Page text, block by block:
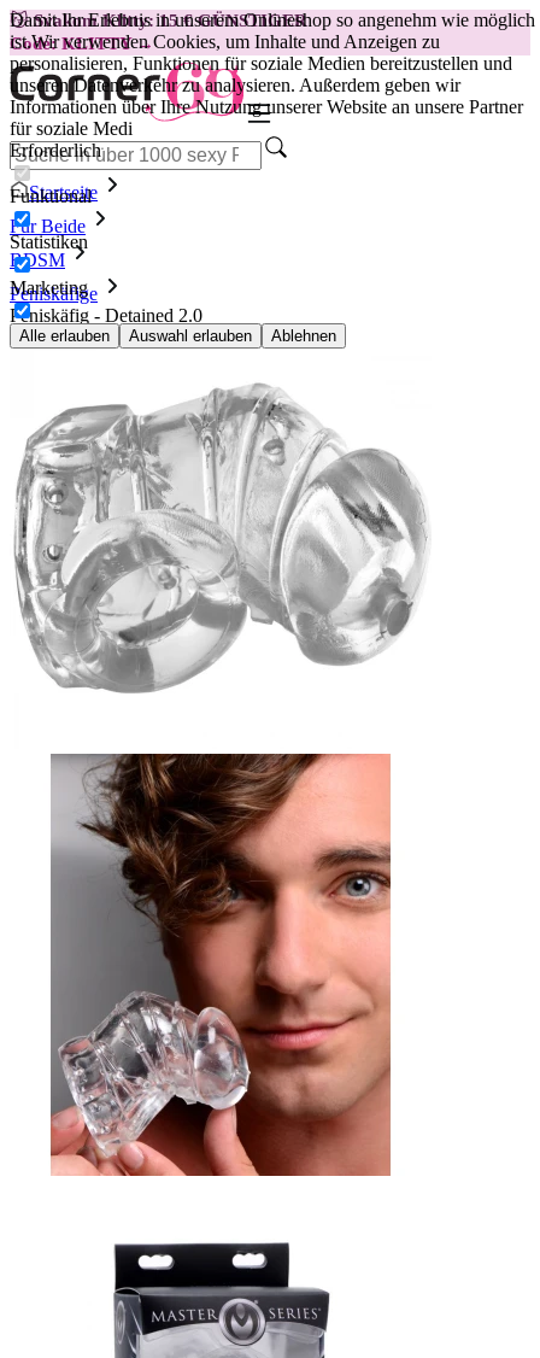
Damit Ihr Erlebnis in unserem Onlineshop so angenehm wie möglich
ist.Wir verwenden Cookies, um Inhalte und Anzeigen zu
personalisieren, Funktionen für soziale Medien bereitzustellen und
unseren Datenverkehr zu analysieren. Außerdem geben wir
Informationen über Ihre Nutzung unserer Website an unsere Partner
für soziale Medi
Erforderlich
Funktional
Statistiken
Marketing
Alle erlauben Auswahl erlauben Ablehnen
😽Svakom Klitty: 15 € GÜNSTIGER
Code: KLITTY →
Startseite
Für Beide
BDSM
Peniskäfige
Peniskäfig - Detained 2.0